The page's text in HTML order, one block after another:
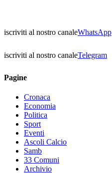
iscriviti al nostro canaleWhatsApp
iscriviti al nostro canaleTelegram
Pagine
Cronaca
Economia
Politica
Sport
Eventi
Ascoli Calcio
Samb
33 Comuni
Archivio